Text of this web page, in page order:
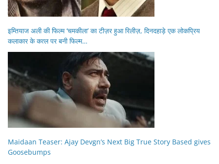
इम्तियाज अली की फिल्म ‘चमकीला’ का टीज़र हुआ रिलीज़, दिनदहाड़े एक लोकप्रिय
कलाकार के कत्ल पर बनी फिल्म…
Maidaan Teaser: Ajay Devgn’s Next Big True Story Based gives
Goosebumps